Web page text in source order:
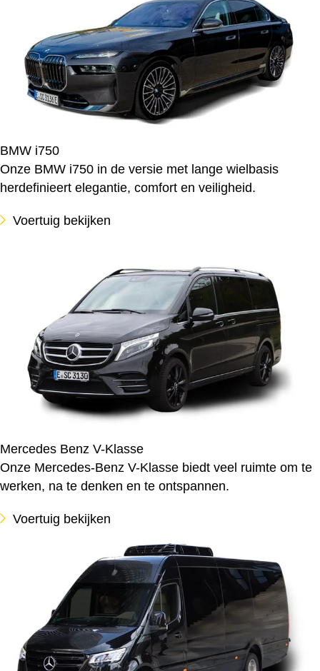
BMW i750
Onze BMW i750 in de versie met lange wielbasis
herdefinieert elegantie, comfort en veiligheid.
Voertuig bekijken
Mercedes Benz V-Klasse
Onze Mercedes-Benz V-Klasse biedt veel ruimte om te
werken, na te denken en te ontspannen.
Voertuig bekijken